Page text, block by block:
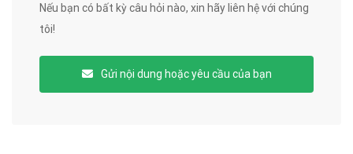
Nếu bạn có bất kỳ câu hỏi nào, xin hãy liên hệ với chúng
tôi!
Gửi nội dung hoặc yêu cầu của bạn